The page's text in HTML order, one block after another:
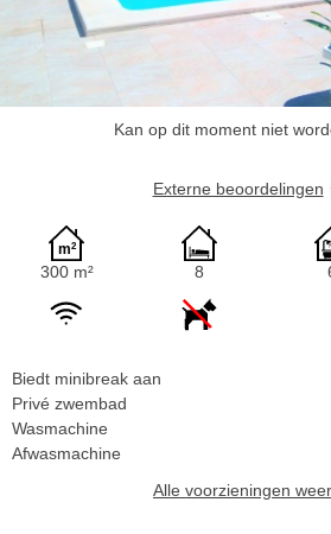
Kan op dit moment niet
Externe beoordelingen
300 m² 8
Biedt minibreak aan
Privé zwembad
Wasmachine
Afwasmachine
Alle voorzieningen